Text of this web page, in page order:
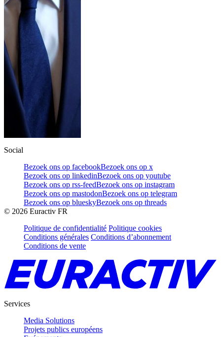
Social
Bezoek ons op facebookBezoek ons op x
Bezoek ons op linkedinBezoek ons op youtube
Bezoek ons op rss-feedBezoek ons op instagram
Bezoek ons op mastodonBezoek ons op telegram
Bezoek ons op blueskyBezoek ons op threads
© 2026 Euractiv FR
Politique de confidentialité Politique cookies
Conditions générales Conditions d’abonnement
Conditions de vente
Services
Media Solutions
Projets publics européens